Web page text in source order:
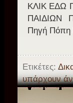
ΚΛΙΚ ΕΔΩ
ΠΑΙΔΙΩΝ
Πηγή Πόπη
Ετικέτες:
υπάρχουν